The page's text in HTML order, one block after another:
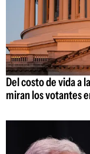
Del costo de vida a
miran los votantes